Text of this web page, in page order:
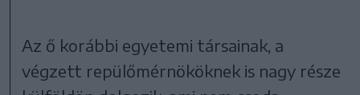
Az ő korábbi egyetemi társainak, a
végzett repülőmérnököknek is nagy része